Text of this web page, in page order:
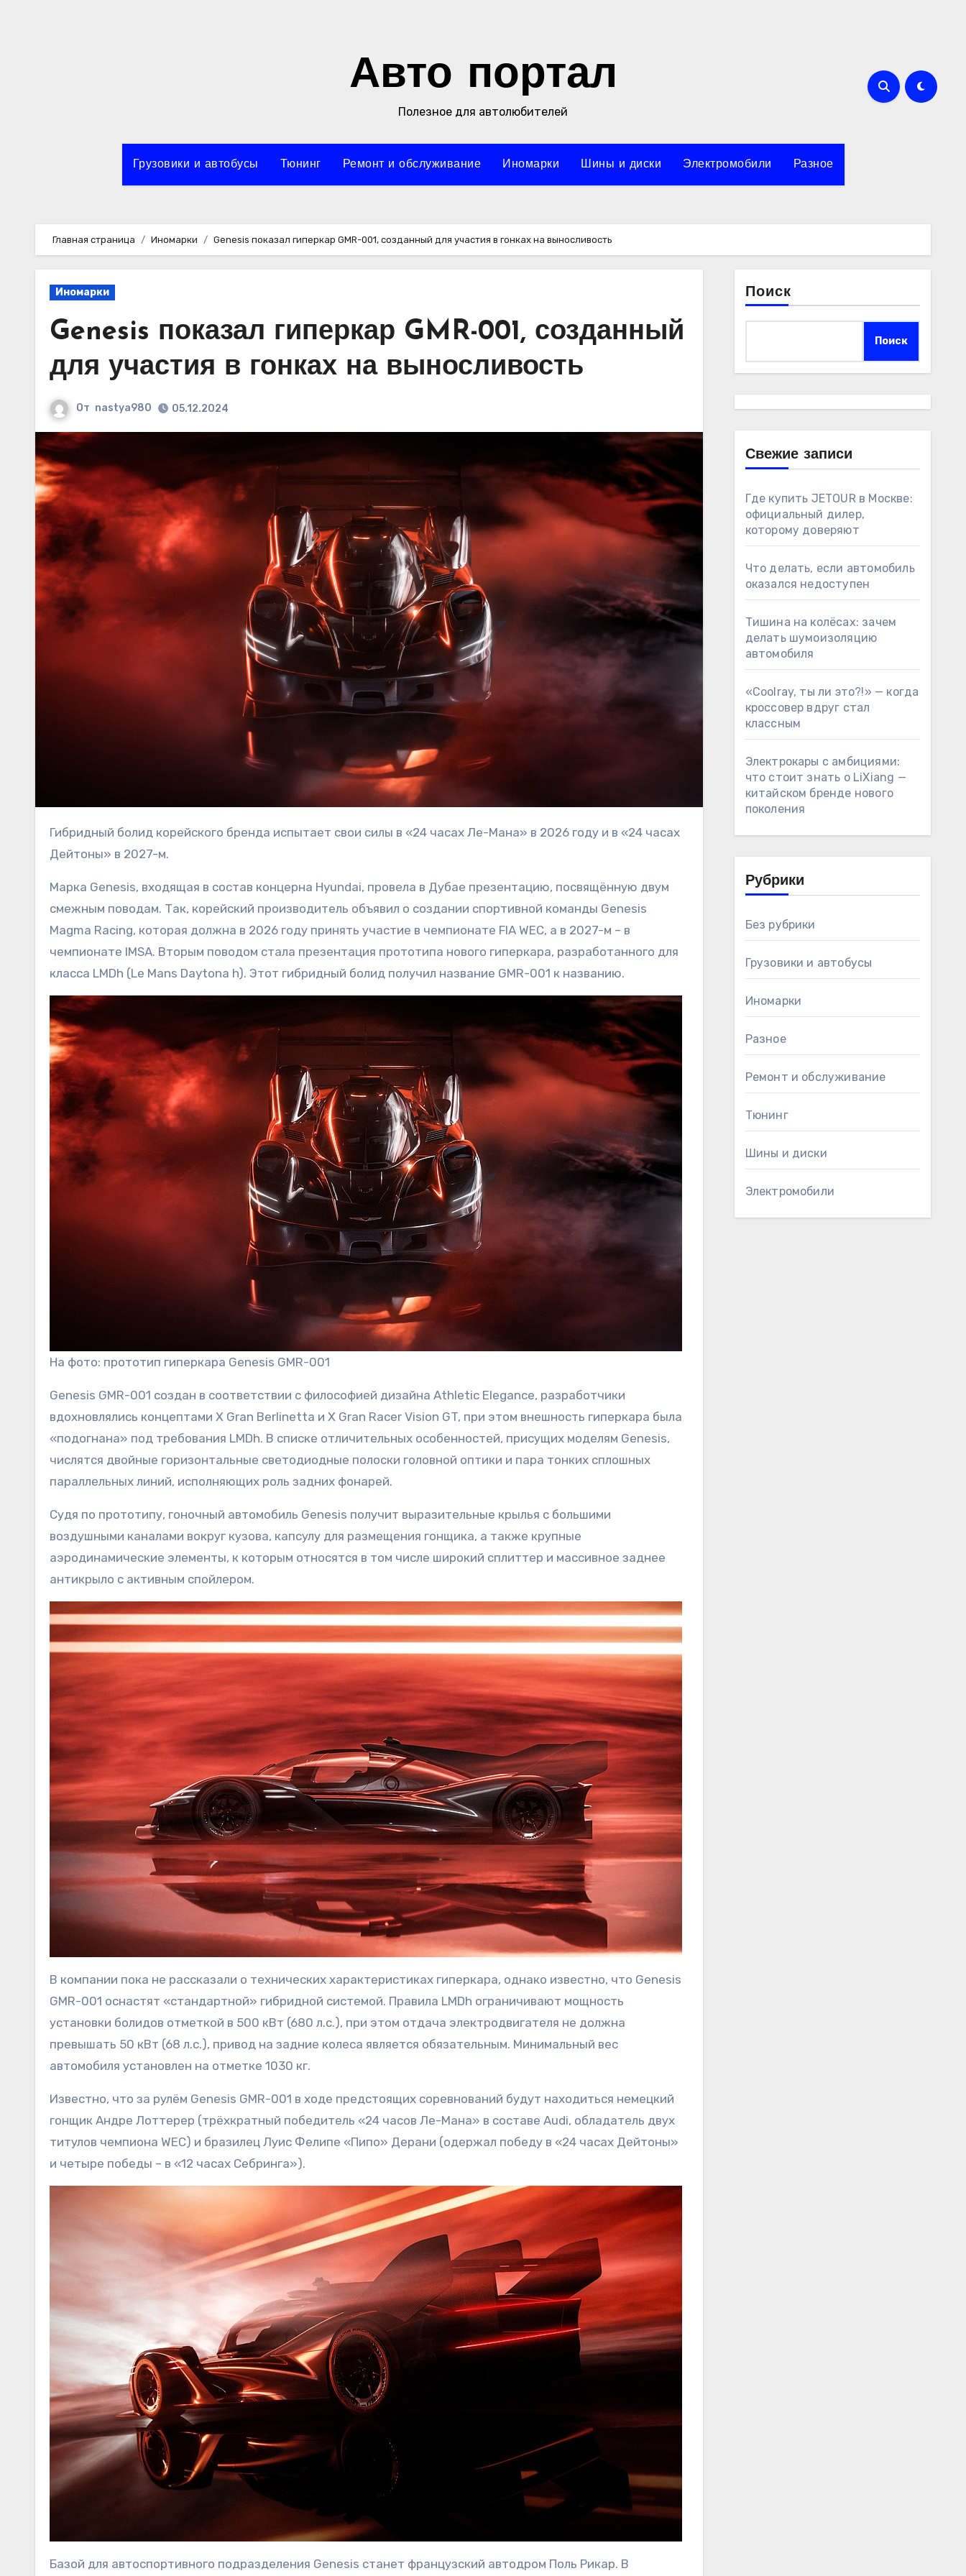
Авто портал
Полезное для автолюбителей
Грузовики и автобусы Тюнинг Ремонт и обслуживание Иномарки Шины и диски Электромобили Разное
Главная страница Иномарки Genesis показал гиперкар GMR-001, созданный для участия в гонках на выносливость
Иномарки
Genesis показал гиперкар GMR-001, созданный
для участия в гонках на выносливость
От nastya980 05.12.2024
Гибридный болид корейского бренда испытает свои силы в «24 часах Ле-Мана» в 2026 году и в «24 часах
Дейтоны» в 2027-м.
Марка Genesis, входящая в состав концерна Hyundai, провела в Дубае презентацию, посвящённую двум
смежным поводам. Так, корейский производитель объявил о создании спортивной команды Genesis
Magma Racing, которая должна в 2026 году принять участие в чемпионате FIA WEC, а в 2027-м – в
чемпионате IMSA. Вторым поводом стала презентация прототипа нового гиперкара, разработанного для
класса LMDh (Le Mans Daytona h). Этот гибридный болид получил название GMR-001 к названию.
На фото: прототип гиперкара Genesis GMR-001
Genesis GMR-001 создан в соответствии с философией дизайна Athletic Elegance, разработчики
вдохновлялись концептами X Gran Berlinetta и X Gran Racer Vision GT, при этом внешность гиперкара была
«подогнана» под требования LMDh. В списке отличительных особенностей, присущих моделям Genesis,
числятся двойные горизонтальные светодиодные полоски головной оптики и пара тонких сплошных
параллельных линий, исполняющих роль задних фонарей.
Судя по прототипу, гоночный автомобиль Genesis получит выразительные крылья с большими
воздушными каналами вокруг кузова, капсулу для размещения гонщика, а также крупные
аэродинамические элементы, к которым относятся в том числе широкий сплиттер и массивное заднее
антикрыло с активным спойлером.
В компании пока не рассказали о технических характеристиках гиперкара, однако известно, что Genesis
GMR-001 оснастят «стандартной» гибридной системой. Правила LMDh ограничивают мощность
установки болидов отметкой в 500 кВт (680 л.с.), при этом отдача электродвигателя не должна
превышать 50 кВт (68 л.с.), привод на задние колеса является обязательным. Минимальный вес
автомобиля установлен на отметке 1030 кг.
Известно, что за рулём Genesis GMR-001 в ходе предстоящих соревнований будут находиться немецкий
гонщик Андре Лоттерер (трёхкратный победитель «24 часов Ле-Мана» в составе Audi, обладатель двух
титулов чемпиона WEC) и бразилец Луис Фелипе «Пипо» Дерани (одержал победу в «24 часах Дейтоны»
и четыре победы – в «12 часах Себринга»).
Базой для автоспортивного подразделения Genesis станет французский автодром Поль Рикар. В
Поиск
Поиск
Свежие записи
Где купить JETOUR в Москве:
официальный дилер,
которому доверяют
Что делать, если автомобиль
оказался недоступен
Тишина на колёсах: зачем
делать шумоизоляцию
автомобиля
«Coolray, ты ли это?!» — когда
кроссовер вдруг стал
классным
Электрокары с амбициями:
что стоит знать о LiXiang —
китайском бренде нового
поколения
Рубрики
Без рубрики
Грузовики и автобусы
Иномарки
Разное
Ремонт и обслуживание
Тюнинг
Шины и диски
Электромобили